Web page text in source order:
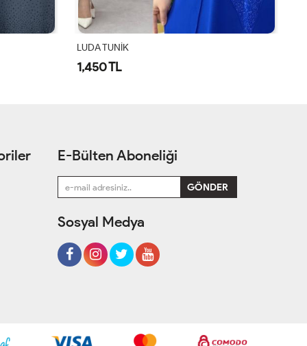
LUDA TUNİK
1,450 TL
E-Bülten Aboneliği
Sosyal Medya